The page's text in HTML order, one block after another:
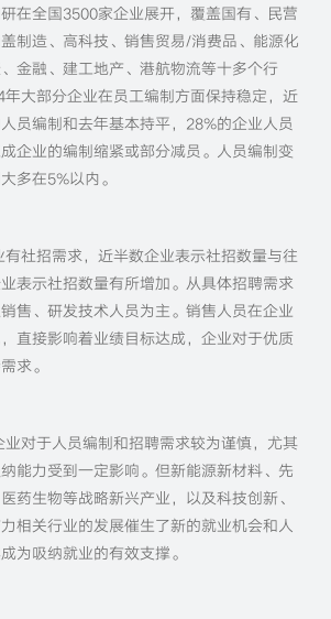
在全国3500家企业展开，覆盖国有、民营
制造、高科技、销售贸易/消费品、能源化
金融、建工地产、港航物流等十多个行
大部分企业在员工编制方面保持稳定，近
员编制和去年基本持平，28%的企业人员
企业的编制缩紧或部分减员。人员编制变
多在5%以内。
社招需求，近半数企业表示社招数量与往
表示社招数量有所增加。从具体招聘需求
售、研发技术人员为主。销售人员在企业
直接影响着业绩目标达成，企业对于优质
求。
业对于人员编制和招聘需求较为谨慎，尤其
能力受到一定影响。但新能源新材料、先
药生物等战略新兴产业，以及科技创新、
相关行业的发展催生了新的就业机会和人
为吸纳就业的有效支撑。